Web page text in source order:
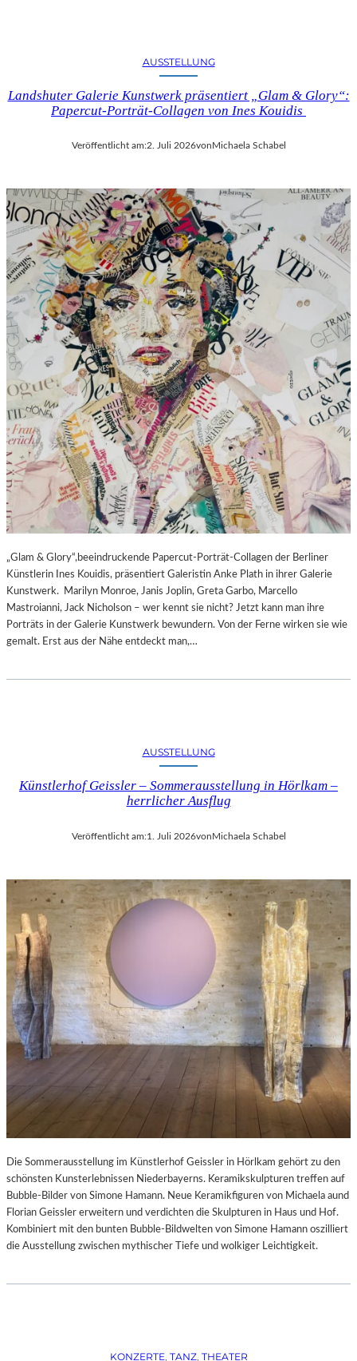
AUSSTELLUNG
Landshuter Galerie Kunstwerk präsentiert „Glam & Glory“:
Papercut-Porträt-Collagen von Ines Kouidis
Veröffentlicht am:2. Juli 2026vonMichaela Schabel
„Glam & Glory“,beeindruckende Papercut-Porträt-Collagen der Berliner
Künstlerin Ines Kouidis, präsentiert Galeristin Anke Plath in ihrer Galerie
Kunstwerk. Marilyn Monroe, Janis Joplin, Greta Garbo, Marcello
Mastroianni, Jack Nicholson – wer kennt sie nicht? Jetzt kann man ihre
Porträts in der Galerie Kunstwerk bewundern. Von der Ferne wirken sie wie
gemalt. Erst aus der Nähe entdeckt man,…
AUSSTELLUNG
Künstlerhof Geissler – Sommerausstellung in Hörlkam –
herrlicher Ausflug
Veröffentlicht am:1. Juli 2026vonMichaela Schabel
Die Sommerausstellung im Künstlerhof Geissler in Hörlkam gehört zu den
schönsten Kunsterlebnissen Niederbayerns. Keramikskulpturen treffen auf
Bubble-Bilder von Simone Hamann. Neue Keramikfiguren von Michaela aund
Florian Geissler erweitern und verdichten die Skulpturen in Haus und Hof.
Kombiniert mit den bunten Bubble-Bildwelten von Simone Hamann oszilliert
die Ausstellung zwischen mythischer Tiefe und wolkiger Leichtigkeit.
KONZERTE, TANZ, THEATER